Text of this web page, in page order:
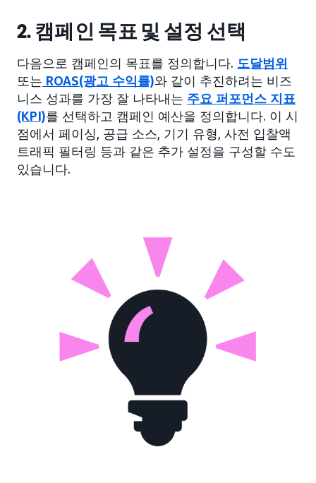
2. 캠페인 목표 및 설정 선택
다음으로 캠페인의 목표를 정의합니다. 도달범위
또는 ROAS(광고 수익률)와 같이 추진하려는 비즈
니스 성과를 가장 잘 나타내는 주요 퍼포먼스 지표
(KPI)를 선택하고 캠페인 예산을 정의합니다. 이 시
점에서 페이싱, 공급 소스, 기기 유형, 사전 입찰액
트래픽 필터링 등과 같은 추가 설정을 구성할 수도
있습니다.